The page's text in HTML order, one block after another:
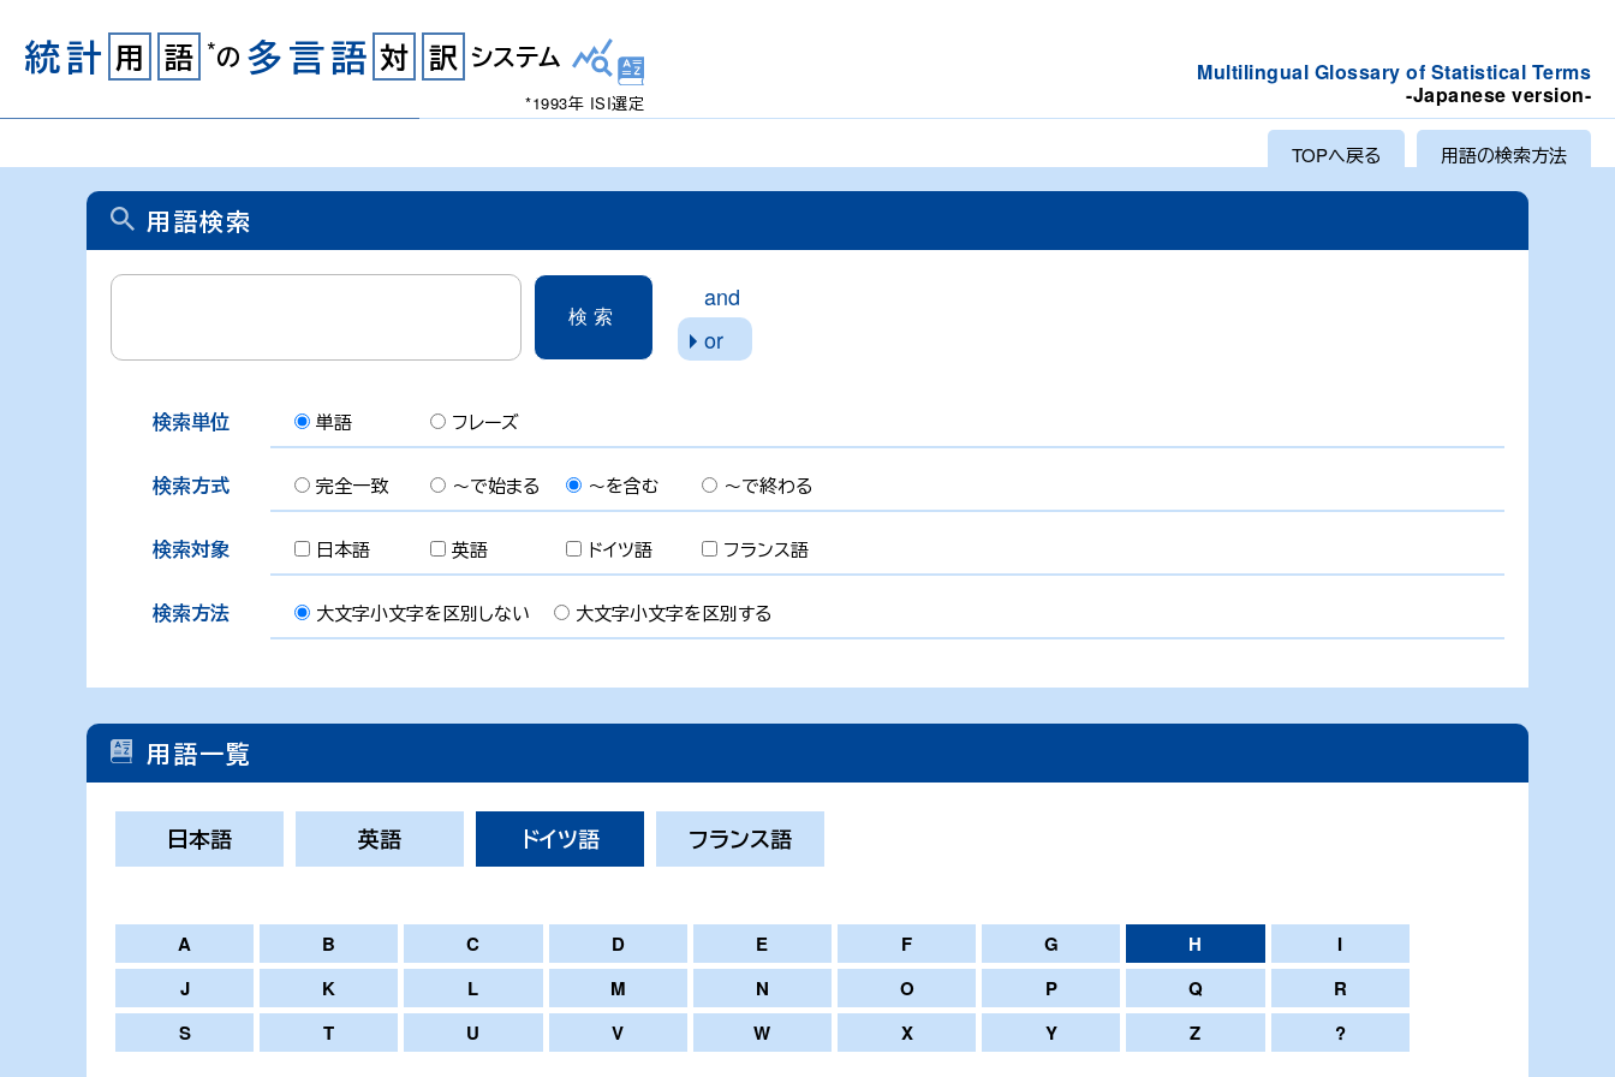
統計 用 語 *の 多言語 対 訳 システム
*1993年 ISI選定
Multilingual Glossary of Statistical Terms
-Japanese version-
TOPへ戻る 用語の検索方法
用語検索
and
or
検索単位 単語 フレーズ
検索方式 完全一致 ～で始まる ～を含む ～で終わる
検索対象 日本語 英語 ドイツ語 フランス語
検索方法 大文字小文字を区別しない 大文字小文字を区別する
用語一覧
日本語 英語 ドイツ語 フランス語
A B C D E F G H
I
J
K L M N O P Q
R
S
T U V W X Y Z ?